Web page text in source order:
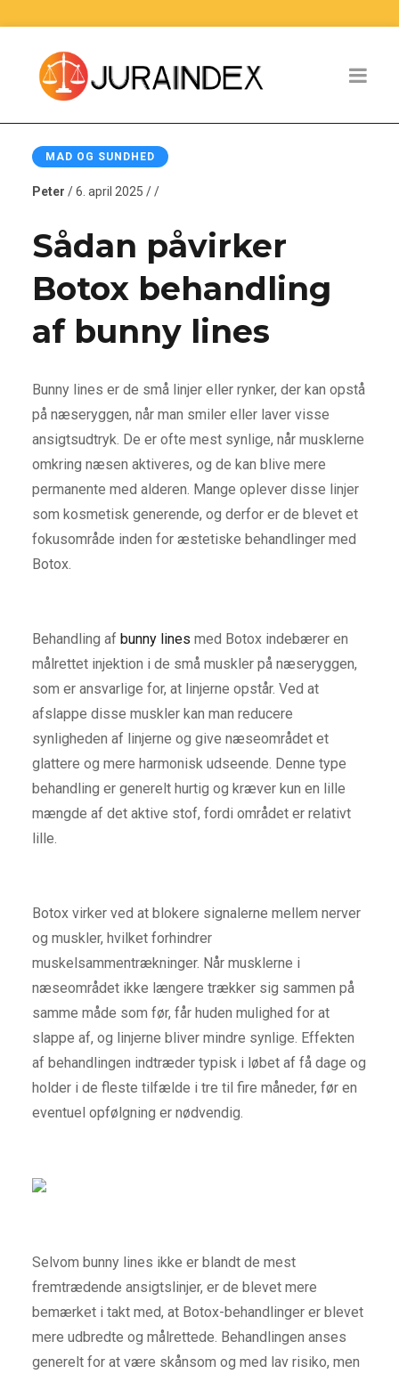
MAD OG SUNDHED
Peter / 6. april 2025 / /
Sådan påvirker
Botox behandling
af bunny lines
Bunny lines er de små linjer eller rynker, der kan opstå
på næseryggen, når man smiler eller laver visse
ansigtsudtryk. De er ofte mest synlige, når musklerne
omkring næsen aktiveres, og de kan blive mere
permanente med alderen. Mange oplever disse linjer
som kosmetisk generende, og derfor er de blevet et
fokusområde inden for æstetiske behandlinger med
Botox.
Behandling af bunny lines med Botox indebærer en
målrettet injektion i de små muskler på næseryggen,
som er ansvarlige for, at linjerne opstår. Ved at
afslappe disse muskler kan man reducere
synligheden af linjerne og give næseområdet et
glattere og mere harmonisk udseende. Denne type
behandling er generelt hurtig og kræver kun en lille
mængde af det aktive stof, fordi området er relativt
lille.
Botox virker ved at blokere signalerne mellem nerver
og muskler, hvilket forhindrer
muskelsammentrækninger. Når musklerne i
næseområdet ikke længere trækker sig sammen på
samme måde som før, får huden mulighed for at
slappe af, og linjerne bliver mindre synlige. Effekten
af behandlingen indtræder typisk i løbet af få dage og
holder i de fleste tilfælde i tre til fire måneder, før en
eventuel opfølgning er nødvendig.
Selvom bunny lines ikke er blandt de mest
fremtrædende ansigtslinjer, er de blevet mere
bemærket i takt med, at Botox-behandlinger er blevet
mere udbredte og målrettede. Behandlingen anses
generelt for at være skånsom og med lav risiko, men